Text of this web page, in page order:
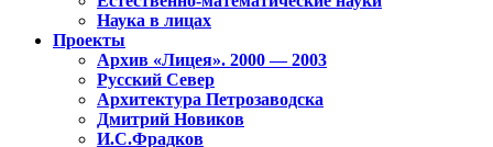
Наука в лицах
Проекты
Архив «Лицея». 2000 — 2003
Русский Север
Архитектура Петрозаводска
Дмитрий Новиков
И.С.Фрадков